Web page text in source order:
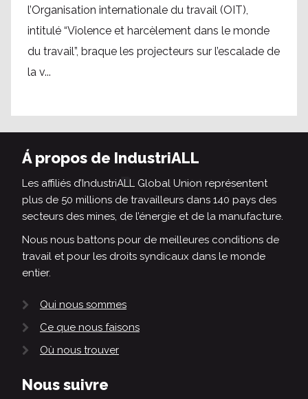
l’Organisation internationale du travail (OIT),
intitulé “Violence et harcèlement dans le monde
du travail”, braque les projecteurs sur l’escalade de
la v...
Á propos de IndustriALL
Les affiliés d’IndustriALL Global Union représentent
plus de 50 millions de travailleurs dans 140 pays des
secteurs des mines, de l’énergie et de la manufacture.
Nous nous battons pour de meilleures conditions de
travail et pour les droits syndicaux dans le monde
entier.
Qui nous sommes
Ce que nous faisons
Où nous trouver
Nous suivre